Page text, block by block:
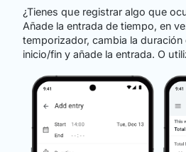
¿Tienes que registrar algo que
Añade la entrada de tiempo, en
temporizador, cambia la
inicio/fin y añade la entrada. O